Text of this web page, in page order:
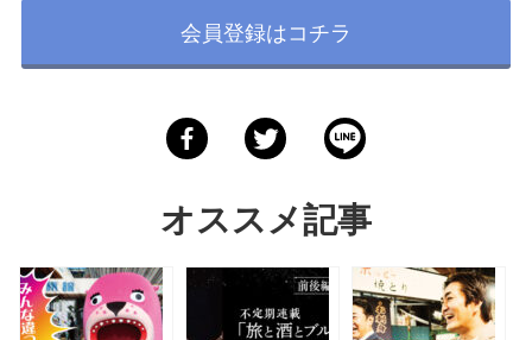
会員登録はコチラ
オススメ記事